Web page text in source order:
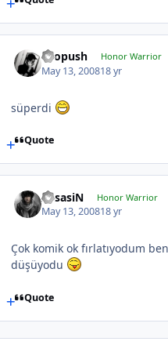
chopush Honor Warrior
May 13, 200818 yr
süperdi
Quote
AssasiN Honor Warrior
May 13, 200818 yr
Çok komik ok fırlatıyodum
düşüyodu
Quote